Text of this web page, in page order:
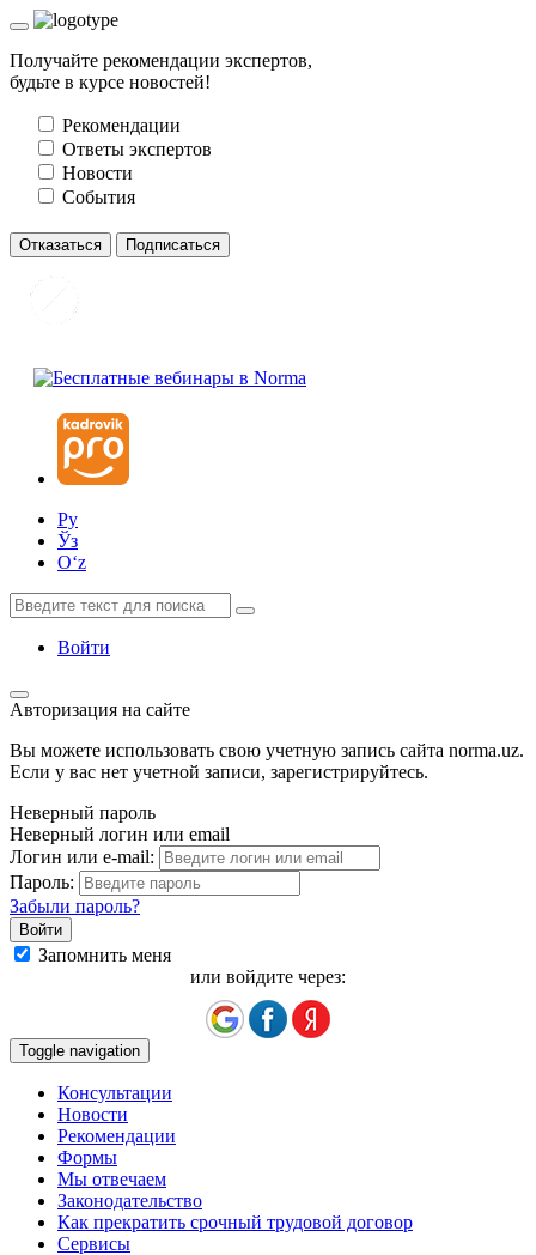
Получайте рекомендации экспертов,
будьте в курсе новостей!
Рекомендации
Ответы экспертов
Новости
События
Отказаться Подписаться
Ру
Ўз
Oʻz
Войти
Авторизация на сайте
Вы можете использовать свою учетную запись сайта norma.uz.
Если у вас нет учетной записи, зарегистрируйтесь.
Неверный пароль
Неверный логин или email
Логин или e-mail:
Пароль:
Забыли пароль?
Запомнить меня
или войдите через:
Toggle navigation
Консультации
Новости
Рекомендации
Формы
Мы отвечаем
Законодательство
Как прекратить срочный трудовой договор
Сервисы